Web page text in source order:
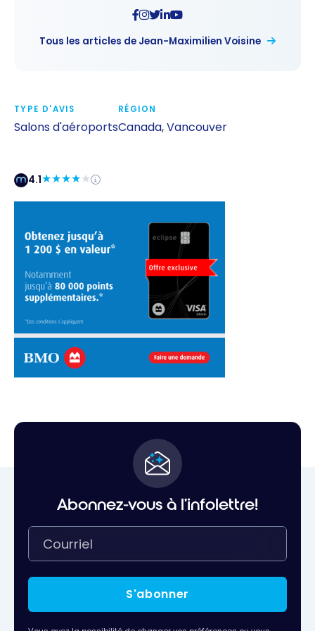
Tous les articles de Jean-Maximilien Voisine
TYPE D'AVIS
Salons d'aéroports
RÉGION
Canada,Vancouver
4.1
Abonnez-vous à l'infolettre!
S'abonner